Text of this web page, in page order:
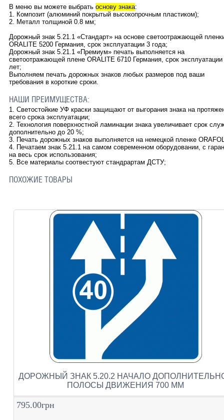
В меню вы можете выбрать основу знака:
1. Композит (алюминий покрытый высокопрочным пластиком);
2. Металл толщиной 0.8 мм;
Дорожный знак 5.21.1 «Стандарт» на основе светоотражающей
ORALITE 5200 Германия, срок эксплуатации 3 года;
Дорожный знак 5.21.1 «Премиум» печать выполняется на
светоотражающей плене ORALITE 6710 Германия, срок эксплуатации
лет;
Выполняем печать дорожных знаков любых размеров под ваши
требования в короткие сроки.
НАШИ ПРЕИМУЩЕСТВА:
1. Светостойкие УФ краски защищают от выгорания знака на
всего срока эксплуатации;
2. Технология поверхностной ламинации знака увеличивает срок
дополнительно до 20 %;
3. Печать дорожных знаков выполняется на немецкой пленке
4. Печатаем знак 5.21.1 на самом современном оборудовании, с
на весь срок использования;
5. Все материалы соотвестуют стандрартам ДСТУ;
ПОХОЖИЕ ТОВАРЫ
ДОРОЖНЫЙ ЗНАК 5.20.2 НАЧАЛО
ПОЛОСЫ ДВИЖЕНИЯ 700 ММ
795.00грн